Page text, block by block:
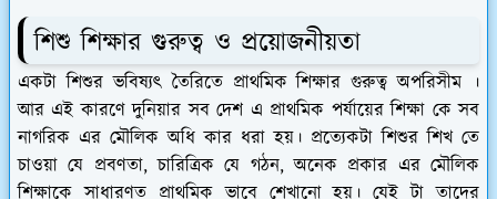
শিশু শিক্ষার গুরুত্ব ও প্রয়োজনীয়তা
একটা শিশুর ভবিষ্যৎ তৈরিতে প্রাথমিক শিক্ষার গুরুত্ব অপরিসীম ।
আর এই কারণে দুনিয়ার সব দেশ এ প্রাথমিক পর্যায়ের শিক্ষা কে সব
নাগরিক এর মৌলিক অধি কার ধরা হয়। প্রত্যেকটা শিশুর শিখ তে
চাওয়া যে প্রবণতা, চারিত্রিক যে গঠন, অনেক প্রকার এর মৌলিক
শিক্ষাকে সাধারণত প্রাথমিক ভাবে শেখানো হয়। যেই টা তাদের